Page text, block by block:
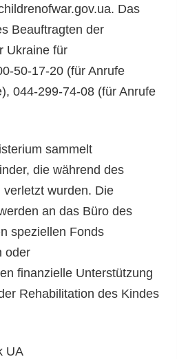
Das
Beauftragten der
Ukraine für
50-17-20 (für Anrufe
044-299-74-08 (für Anrufe
sammelt
die während des
wurden. Die
an das Büro des
speziellen Fonds
oder
finanzielle Unterstützung
Rehabilitation des Kindes
UA